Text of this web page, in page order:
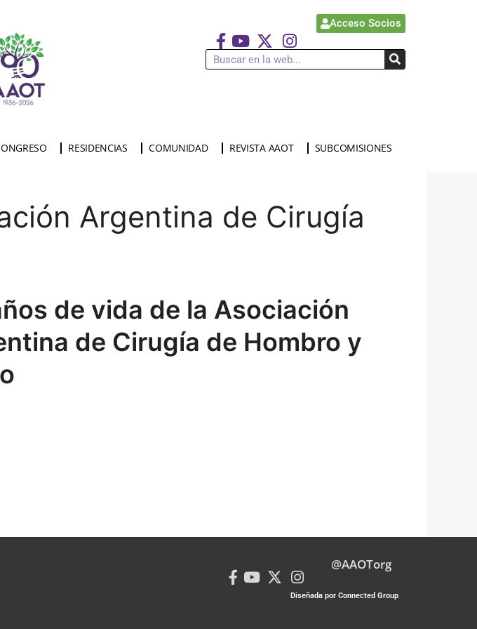
Acceso Socios
RESIDENCIAS COMUNIDAD REVISTA AAOT SUBCOMISIONES
Argentina de Cirugía
de vida de la Asociación
de Cirugía de Hombro y
@AAOTorg
Diseñada por Connected Group